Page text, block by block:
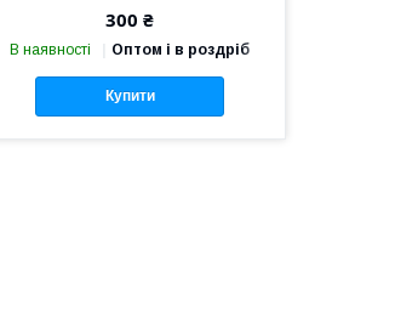
300 ₴
В наявності Оптом і в роздріб
Купити